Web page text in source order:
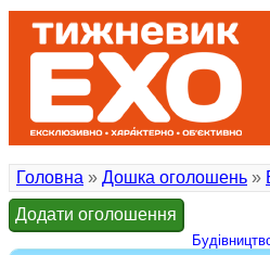
Головна » Дошка оголошень »
Додати оголошення